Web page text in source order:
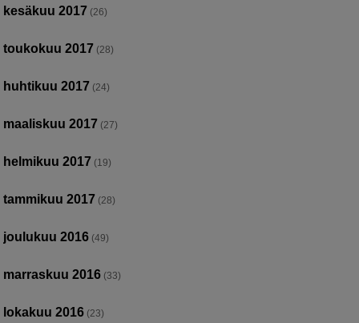
kesäkuu 2017 (26)
toukokuu 2017 (28)
huhtikuu 2017 (24)
maaliskuu 2017 (27)
helmikuu 2017 (19)
tammikuu 2017 (28)
joulukuu 2016 (49)
marraskuu 2016 (33)
lokakuu 2016 (23)